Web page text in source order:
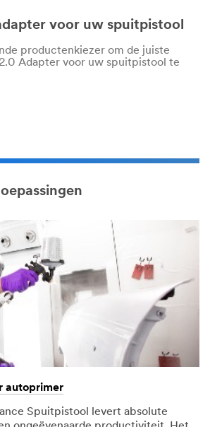
voor uw spuitpistool
productenkiezer om de juiste
Adapter voor uw spuitpistool te